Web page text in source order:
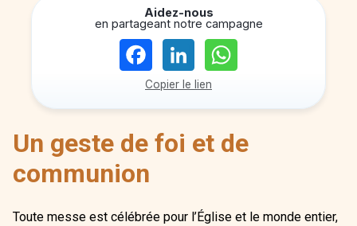
Aidez-nous
en partageant notre campagne
Copier le lien
Un geste de foi et de
communion
Toute messe est célébrée pour l’Église et le monde entier,